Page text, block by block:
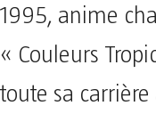
1995, anime
« Couleurs
toute sa